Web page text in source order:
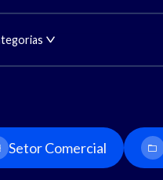
Setor Comercial